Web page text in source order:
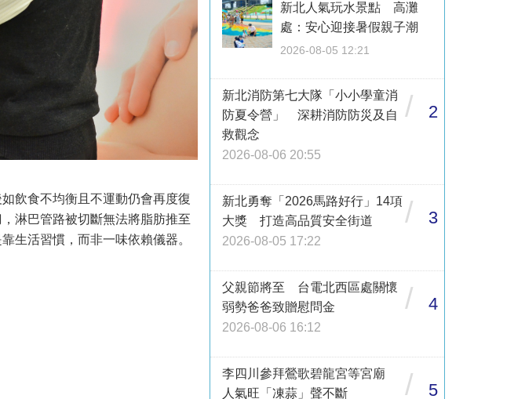
飲食不均衡且不運動仍會再度復
淋巴管路被切斷無法將脂肪推至
生活習慣，而非一味依賴儀器。
新北人氣玩水景點 高灘
處：安心迎接暑假親子潮
2026-08-05 12:21
新北消防第七大隊「小小學童消
防夏令營」 深耕消防防災及自
救觀念
2026-08-06 20:55
/ 2
新北勇奪「2026馬路好行」14項
大獎 打造高品質安全街道
2026-08-05 17:22
/ 3
父親節將至 台電北西區處關懷
弱勢爸爸致贈慰問金
2026-08-06 16:12
/ 4
李四川參拜鶯歌碧龍宮等宮廟
人氣旺「凍蒜」聲不斷
/ 5